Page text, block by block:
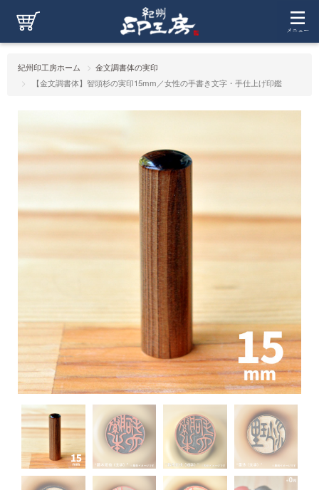
紀州印工房ホーム
金文調書体の実印
【金文調書体】智頭杉の実印15mm／女性の手書き文字・手仕上げ印鑑